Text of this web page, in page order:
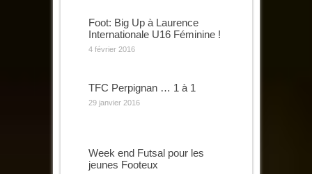
Foot: Big Up à Laurence
Internationale U16 Féminine !
4 février 2016
TFC Perpignan … 1 à 1
29 janvier 2016
Week end Futsal pour les
jeunes Footeux